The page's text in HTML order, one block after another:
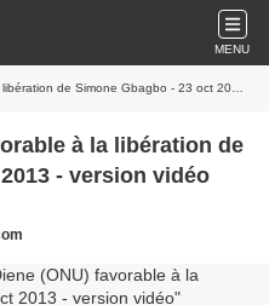
MENU
de Simone Gbagbo - 23 oct 2013 - version vidéo
à la libération de
- version vidéo